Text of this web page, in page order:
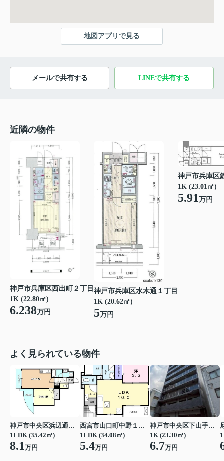
地図アプリで見る
メールで共有する LINEで共有する
近隣の物件
神戸市兵庫区西出町２丁目
1K (22.80㎡)
6.238万円
神戸市兵庫区水木通１丁目
1K (20.62㎡)
5万円
神戸市兵庫区
1K (23.01㎡)
5.91万円
よく見られている物件
神戸市中央区浜辺通３丁目
1LDK (35.42㎡)
8.1万円
西宮市山口町中野１丁目
1LDK (34.08㎡)
5.4万円
神戸市中央区下山手通７丁目
1K (23.30㎡)
6.7万円